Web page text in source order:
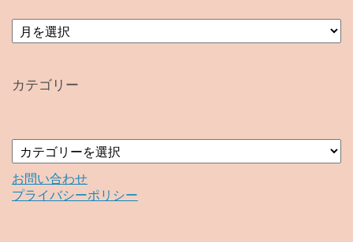
ア
ー
ブ
カテゴリー
テ
ゴ
リ
お問い合わせ
プライバシーポリシー